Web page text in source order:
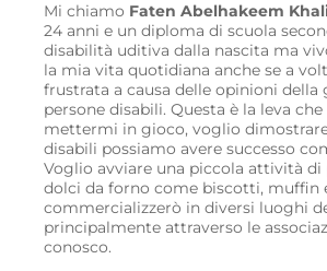
Mi chiamo Faten Abelhakeem
24 anni e un diploma di scuola
disabilità uditiva dalla nascita ma
la mia vita quotidiana anche se a
frustrata a causa delle opinioni della
persone disabili. Questa è la leva
mettermi in gioco, voglio
disabili possiamo avere successo
Voglio avviare una piccola attività di
dolci da forno come biscotti, muffin
commercializzerò in diversi luoghi
principalmente attraverso le
conosco.